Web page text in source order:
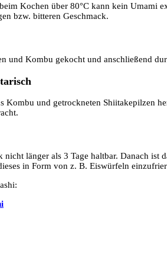
Kochen über 80°C kann kein Umami
bzw. bitteren Geschmack.
und Kombu gekocht und anschließend
Kombu und getrockneten Shiitakepilzen
länger als 3 Tage haltbar. Danach ist
in Form von z. B. Eiswürfeln